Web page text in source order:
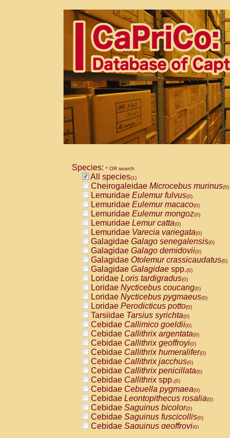
Species: * OR search
All species(1)
Cheirogaleidae Microcebus murinus(0)
Lemuridae Eulemur fulvus(0)
Lemuridae Eulemur macaco(0)
Lemuridae Eulemur mongoz(0)
Lemuridae Lemur catta(0)
Lemuridae Varecia variegata(0)
Galagidae Galago senegalensis(0)
Galagidae Galago demidovii(0)
Galagidae Otolemur crassicaudatus(0)
Galagidae Galagidae spp.(0)
Loridae Loris tardigradus(0)
Loridae Nycticebus coucang(0)
Loridae Nycticebus pygmaeus(0)
Loridae Perodicticus potto(0)
Tarsiidae Tarsius syrichta(0)
Cebidae Callimico goeldii(0)
Cebidae Callithrix argentata(0)
Cebidae Callithrix geoffroyi(0)
Cebidae Callithrix humeralifer(0)
Cebidae Callithrix jacchus(0)
Cebidae Callithrix penicillata(0)
Cebidae Callithrixspp.(0)
Cebidae Cebuella pygmaea(0)
Cebidae Leontopithecus rosalia(0)
Cebidae Saguinus bicolor(0)
Cebidae Saguinus fuscicollis(0)
Cebidae Saguinus geoffroyi(0)